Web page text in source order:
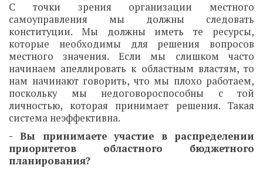
С точки зрения организации местного
самоуправления мы должны следовать
конституции. Мы должны иметь те ресурсы,
которые необходимы для решения вопросов
местного значения. Если мы слишком часто
начинаем апеллировать к областным властям, то
нам начинают говорить, что мы плохо работаем,
поскольку мы недоговороспособны с той
личностью, которая принимает решения. Такая
система неэффективна.
- Вы принимаете участие в распределении
приоритетов областного бюджетного
планирования?